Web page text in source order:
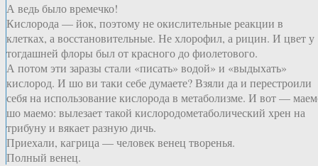
А ведь было времечко!
Кислорода — йок, поэтому не окислительные реакции в
клетках, а восстановительные. Не хлорофил, а рицин. И цвет у
тогдашней флоры был от красного до фиолетового.
А потом эти заразы стали «писать» водой» и «выдыхать»
кислород. И шо ви таки себе думаете? Взяли да и перестроили
себя на использование кислорода в метаболизме. И вот —
шо маемо: вылезает такой кислородометаболический хрен на
трибуну и вякает разную дичь.
Приехали, кагрица — человек венец творенья.
Полный венец.